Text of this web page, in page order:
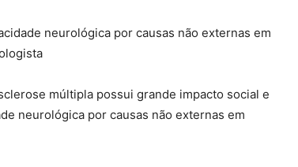
neurológica por causas não externas em
múltipla possui grande impacto social e
neurológica por causas não externas em